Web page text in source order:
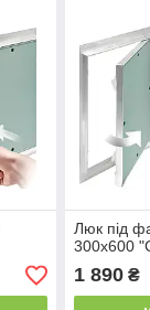
Люк під
300х600
1 890₴